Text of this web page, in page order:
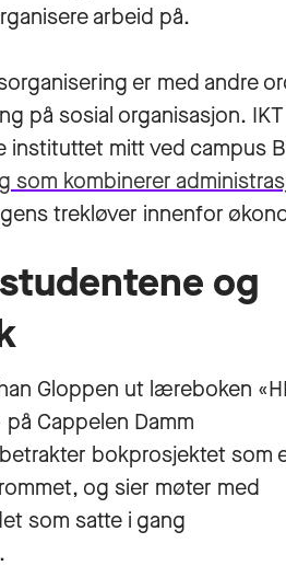
arbeid på.
er med andre
på sosial organisasjon.
instituttet mitt ved campus
som kombinerer
trekløver innenfor
og
Gloppen ut læreboken
Cappelen Damm
bokprosjektet som
og sier møter med
som satte i gang